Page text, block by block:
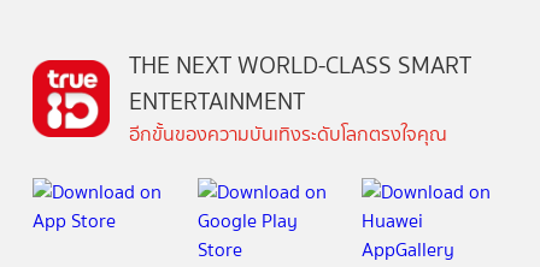
THE NEXT WORLD-CLASS SMART
ENTERTAINMENT
อีกขั้นของความบันเทิงระดับโลกตรงใจคุณ